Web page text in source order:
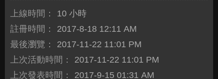
上線時間：
10 小時
註冊時間：
2017-8-18 12:11 AM
最後瀏覽：
2017-11-22 11:01 PM
上次活動時間：
2017-11-22 11:01 PM
上次發表時間：
2017-9-15 01:31 AM